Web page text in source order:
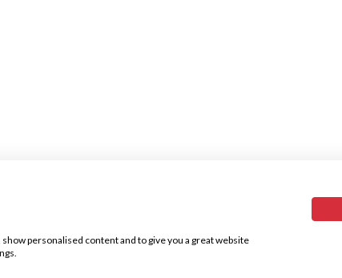
personalised content and to give you a great website